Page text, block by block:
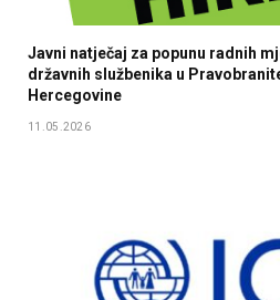
Javni natječaj za popunu radnih
državnih službenika u
Hercegovine
11.05.2026